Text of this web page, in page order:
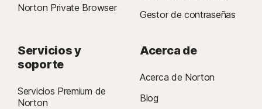
Norton Private Browser
Gestor de contraseñas
Servicios y
soporte
Servicios Premium de
Norton
Acerca de
Acerca de Norton
Blog